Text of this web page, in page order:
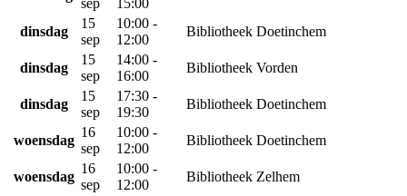
sep
15:00
dinsdag
15
sep
10:00 -
12:00
Bibliotheek Doetinchem
dinsdag
15
sep
14:00 -
16:00
Bibliotheek Vorden
dinsdag
15
sep
17:30 -
19:30
Bibliotheek Doetinchem
woensdag
16
sep
10:00 -
12:00
Bibliotheek Doetinchem
woensdag
16
sep
10:00 -
12:00
Bibliotheek Zelhem